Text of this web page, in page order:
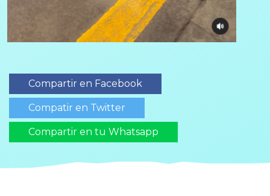
Compartir en Facebook
Compatir en Twitter
Compartir en tu Whatsapp